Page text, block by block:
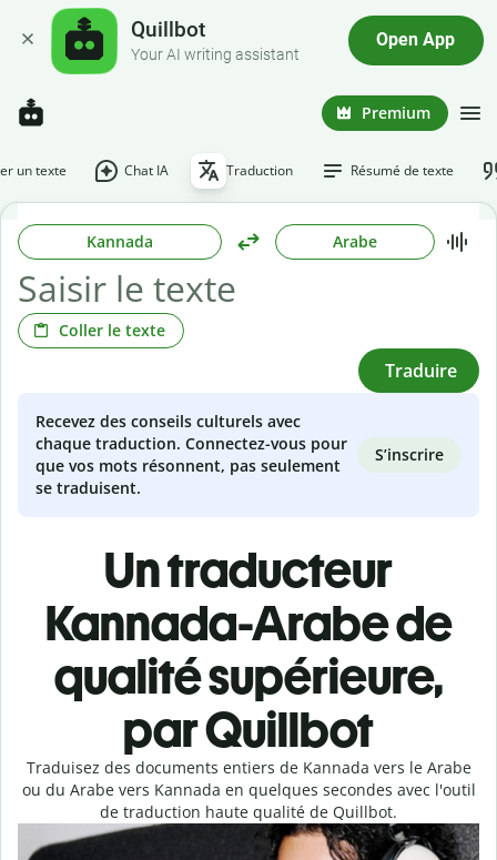
Quillbot
Your AI writing assistant
Open App
Premium
un texte Chat IA Traduction Résumé de texte
Kannada Arabe
Coller le texte
Traduire
Recevez des conseils culturels avec
chaque traduction. Connectez-vous pour
que vos mots résonnent, pas seulement
se traduisent.
S’inscrire
Un traducteur
Kannada-Arabe de
qualité supérieure,
par Quillbot
Traduisez des documents entiers de Kannada vers le Arabe
ou du Arabe vers Kannada en quelques secondes avec l'outil
de traduction haute qualité de Quillbot.